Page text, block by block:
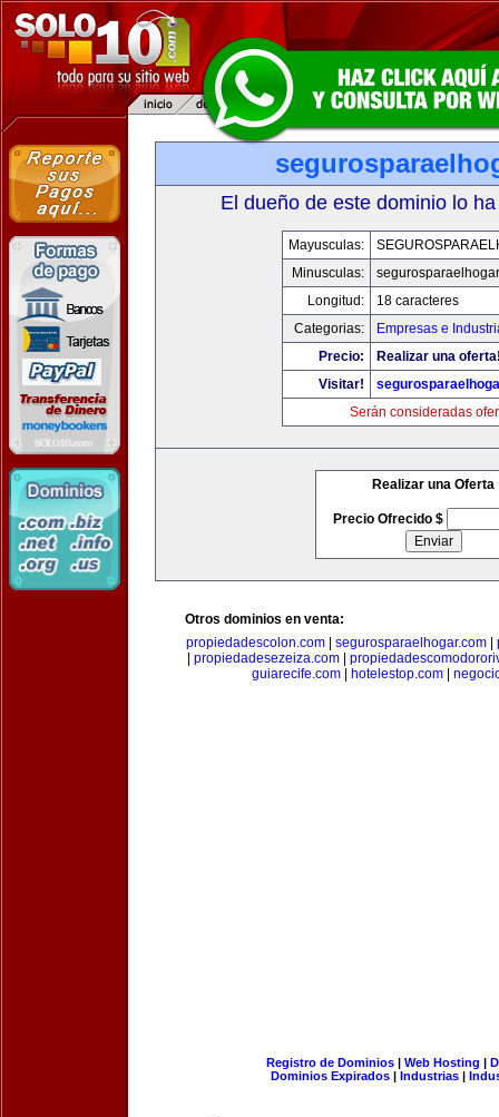
El dueño de este dominio lo
Mayusculas:
Minusculas:
Longitud:
18 caracteres
Categorias:
Empresas e
Precio:
Realizar una
Visitar!
Serán consideradas
Realizar una Oferta
Precio Ofrecido $
Otros dominios en venta:
propiedadescolon.com| segurosparaelhogar.com|
propiedadesezeiza.com|
guiarecife.com
hotelestop.com
Registro de Dominios| Web Hosting |
Dominios Expirados | Industrias |